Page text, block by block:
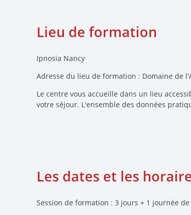
Lieu de formation
Ipnosia Nancy
Adresse du lieu de formation : Domaine de
Le centre vous accueille dans un lieu
votre séjour. L'ensemble des données
Les dates et les
Session de formation : 3 jours + 1 journée